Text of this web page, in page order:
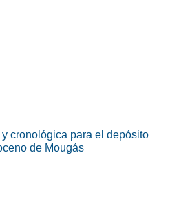
cronológica para el depósito
de Mougás